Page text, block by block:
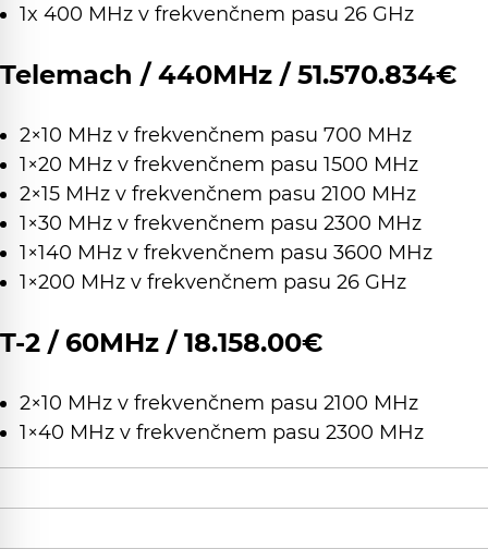
1x 400 MHz v frekvenčnem pasu 26 GHz
Telemach / 440MHz / 51.570.834€
2×10 MHz v frekvenčnem pasu 700 MHz
1×20 MHz v frekvenčnem pasu 1500 MHz
2×15 MHz v frekvenčnem pasu 2100 MHz
1×30 MHz v frekvenčnem pasu 2300 MHz
1×140 MHz v frekvenčnem pasu 3600 MHz
1×200 MHz v frekvenčnem pasu 26 GHz
T-2 / 60MHz / 18.158.00€
2×10 MHz v frekvenčnem pasu 2100 MHz
1×40 MHz v frekvenčnem pasu 2300 MHz